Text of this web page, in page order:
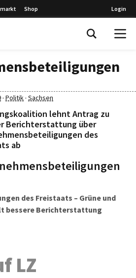
Shop Login
· Politik· Sachsen
lehnt Antrag zu
Berichterstattung über
des
ab
des Freistaats – Grüne und
bessere Berichterstattung
LZ